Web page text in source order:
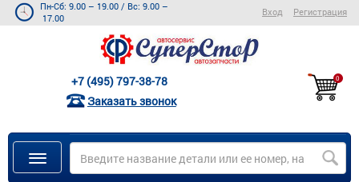
Пн-Сб: 9.00 – 19.00 / Вс: 9.00 –
17.00
Вход Регистрация
+7 (495) 797-38-78
Заказать звонок
0